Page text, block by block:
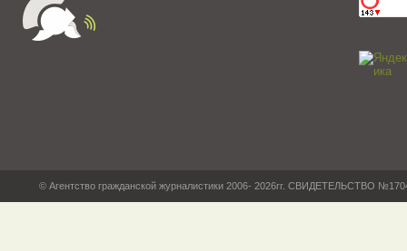
© Агентство гражданской журналистики 2006- 2026гг. СВИДЕТЕЛЬСТВО